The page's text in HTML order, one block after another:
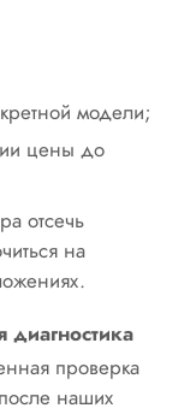
модели;
цены до
отсечь
на
диагностика
проверка
наших